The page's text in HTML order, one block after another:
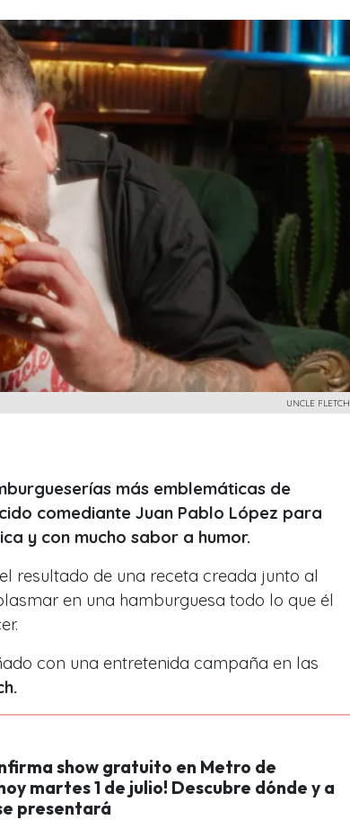
UNCLE FLETCH
más emblemáticas de
comediante Juan Pablo López para
y con mucho sabor a humor.
resultado de una receta creada junto al
en una hamburguesa todo lo que él
con una entretenida campaña en las
show gratuito en Metro de
martes 1 de julio! Descubre dónde y a
presentará